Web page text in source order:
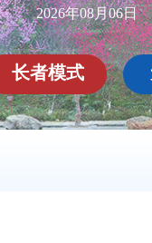
2026年08月06日
长者模式